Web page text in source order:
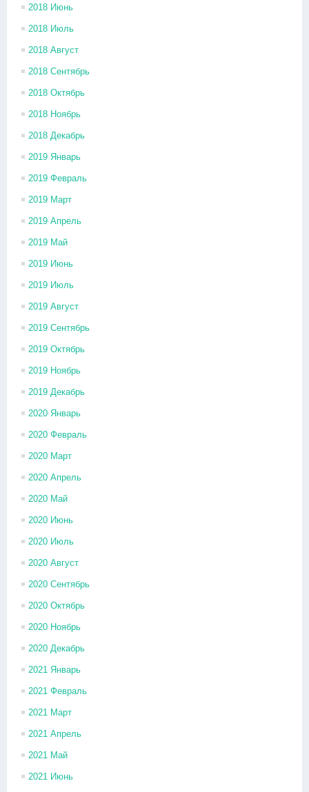
2018 Июнь
2018 Июль
2018 Август
2018 Сентябрь
2018 Октябрь
2018 Ноябрь
2018 Декабрь
2019 Январь
2019 Февраль
2019 Март
2019 Апрель
2019 Май
2019 Июнь
2019 Июль
2019 Август
2019 Сентябрь
2019 Октябрь
2019 Ноябрь
2019 Декабрь
2020 Январь
2020 Февраль
2020 Март
2020 Апрель
2020 Май
2020 Июнь
2020 Июль
2020 Август
2020 Сентябрь
2020 Октябрь
2020 Ноябрь
2020 Декабрь
2021 Январь
2021 Февраль
2021 Март
2021 Апрель
2021 Май
2021 Июнь